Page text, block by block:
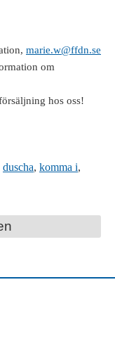
marie.w@ffdn.se
om
hos oss!
duscha, komma i,